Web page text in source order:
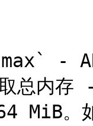
-
取总内
MiB。